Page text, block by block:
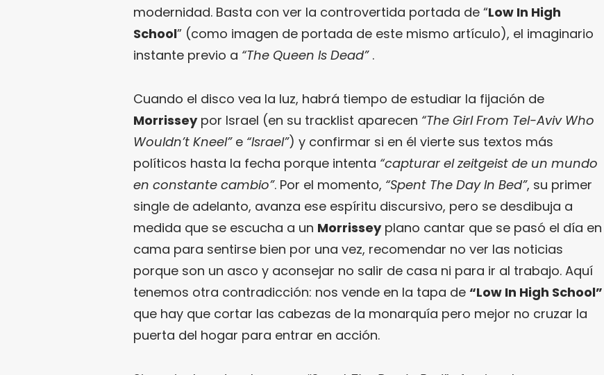
modernidad. Basta con ver la controvertida portada de “Low In High
School” (como imagen de portada de este mismo artículo), el imaginario
instante previo a “The Queen Is Dead”.
Cuando el disco vea la luz, habrá tiempo de estudiar la fijación de
Morrisseypor Israel (en su tracklist aparecen “The Girl From Tel-Aviv Who
Wouldn’t Kneel”e “Israel”) y confirmar si en él vierte sus textos más
políticos hasta la fecha porque intenta “capturar el zeitgeist de un mundo
en constante cambio”. Por el momento, “Spent The Day In Bed”, su primer
single de adelanto, avanza ese espíritu discursivo, pero se desdibuja a
medida que se escucha a un Morrisseyplano cantar que se pasó el día en
cama para sentirse bien por una vez, recomendar no ver las noticias
porque son un asco y aconsejar no salir de casa ni para ir al trabajo. Aquí
tenemos otra contradicción: nos vende en la tapa de “Low In High School”
que hay que cortar las cabezas de la monarquía pero mejor no cruzar la
puerta del hogar para entrar en acción.